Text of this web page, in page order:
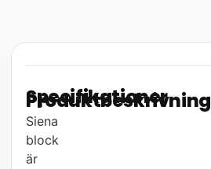
Produktbeskrivning
Siena
block
är
Specifikationer